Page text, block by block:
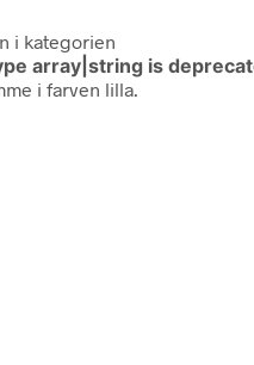
i kategorien
array|string is
i farven lilla.